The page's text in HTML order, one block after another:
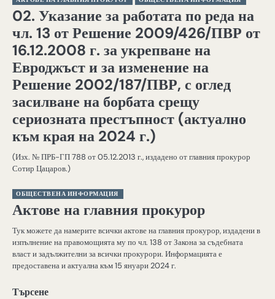
02. Указание за работата по реда на
чл. 13 от Решение 2009/426/ПВР от
16.12.2008 г. за укрепване на
Евроджъст и за изменение на
Решение 2002/187/ПВР, с оглед
засилване на борбата срещу
сериозната престъпност (актуално
към края на 2024 г.)
(Изх. № ПРБ-ГП 788 от 05.12.2013 г., издадено от главния прокурор
Сотир Цацаров.)
ОБЩЕСТВЕНА ИНФОРМАЦИЯ
Актове на главния прокурор
Тук можете да намерите всички актове на главния прокурор, издадени в
изпълнение на правомощията му по чл. 138 от Закона за съдебната
власт и задължителни за всички прокурори. Информацията е
предоставена и актуална към 15 януари 2024 г.
Търсене